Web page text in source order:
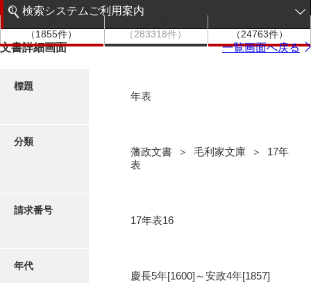
階層検索
写真・絵はがき
検索システムご利用案内
検索システムの利用について
（1855件）
（283318件）
（24763件）
文書詳細画面 一覧画面へ戻る
標題
年表
分類
藩政文書 ＞ 毛利家文庫 ＞ 17年
表
請求番号
17年表16
年代
慶長5年[1600]～安政4年[1857]